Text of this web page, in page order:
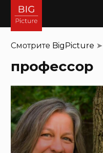
Смотрите BigPicture ➤
профессор